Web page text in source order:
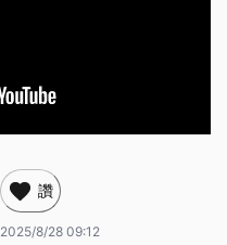
讚
2025/8/28 09:12